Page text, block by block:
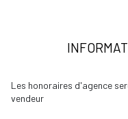
Entrée
Les honoraires d'agence
vendeur